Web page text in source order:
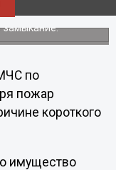
замыкание.
по
пожар
короткого
имущество